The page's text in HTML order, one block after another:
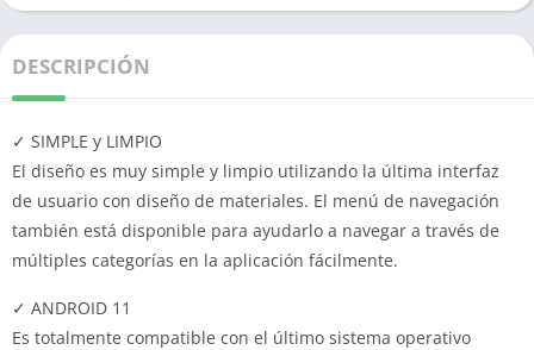
DESCRIPCIÓN
✓ SIMPLE y LIMPIO
El diseño es muy simple y limpio utilizando la última interfaz
de usuario con diseño de materiales. El menú de navegación
también está disponible para ayudarlo a navegar a través de
múltiples categorías en la aplicación fácilmente.
✓ ANDROID 11
Es totalmente compatible con el último sistema operativo